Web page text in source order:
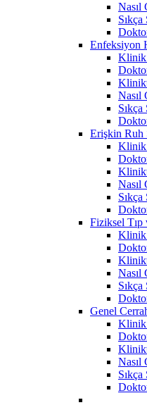
Nasıl
Enfeksiyon
Klinik
Nasıl
Erişkin Ruh
Klinik
Nasıl
Fiziksel Tıp
Klinik
Nasıl
Genel
Klinik
Nasıl